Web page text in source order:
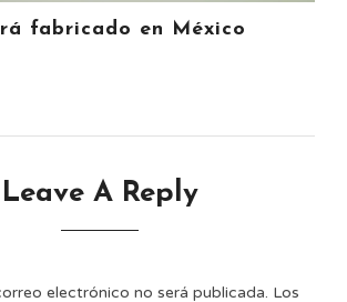
fabricado en México
Leave A Reply
electrónico no será publicada. Los